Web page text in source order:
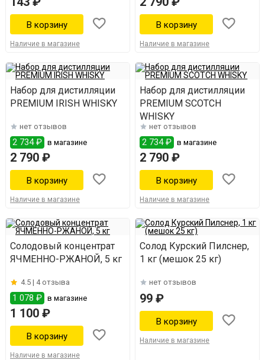
Наличие в магазине Наличие в магазине
Набор для дистилляции
PREMIUM IRISH WHISKY
нет отзывов
2 734 ₽ в магазине
2 790 ₽
Наличие в магазине
Набор для дистилляции
PREMIUM SCOTCH
WHISKY
нет отзывов
2 734 ₽ в магазине
2 790 ₽
Наличие в магазине
Солодовый концентрат
ЯЧМЕННО-РЖАНОЙ, 5 кг
4.5 | 4 отзыва
1 078 ₽ в магазине
1 100 ₽
Наличие в магазине
Солод Курский Пилснер,
1 кг (мешок 25 кг)
нет отзывов
99 ₽
Наличие в магазине